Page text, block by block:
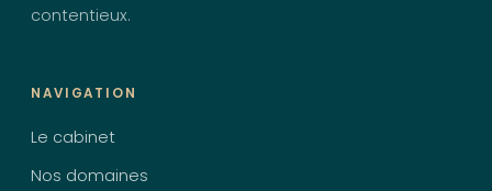
contentieux.
NAVIGATION
Le cabinet
Nos domaines